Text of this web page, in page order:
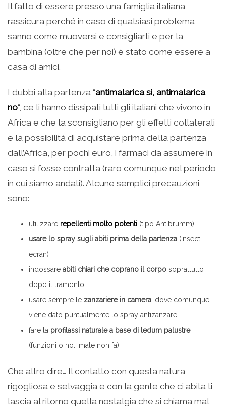
Il fatto di essere presso una famiglia italiana
rassicura perché in caso di qualsiasi problema
sanno come muoversi e consigliarti e per la
bambina (oltre che per noi) è stato come essere a
casa di amici.
I dubbi alla partenza “antimalarica si, antimalarica
no“, ce li hanno dissipati tutti gli italiani che vivono in
Africa e che la sconsigliano per gli effetti collaterali
e la possibilità di acquistare prima della partenza
dall’Africa, per pochi euro, i farmaci da assumere in
caso si fosse contratta (raro comunque nel periodo
in cui siamo andati). Alcune semplici precauzioni
sono:
utilizzare repellenti molto potenti (tipo Antibrumm)
usare lo spray sugli abiti prima della partenza (insect
ecran)
indossare abiti chiari che coprano il corpo soprattutto
dopo il tramonto
usare sempre le zanzariere in camera , dove comunque
viene dato puntualmente lo spray antizanzare
fare la profilassi naturale a base di ledum palustre
(funzioni o no.. male non fa).
Che altro dire… Il contatto con questa natura
rigogliosa e selvaggia e con la gente che ci abita ti
lascia al ritorno quella nostalgia che si chiama mal